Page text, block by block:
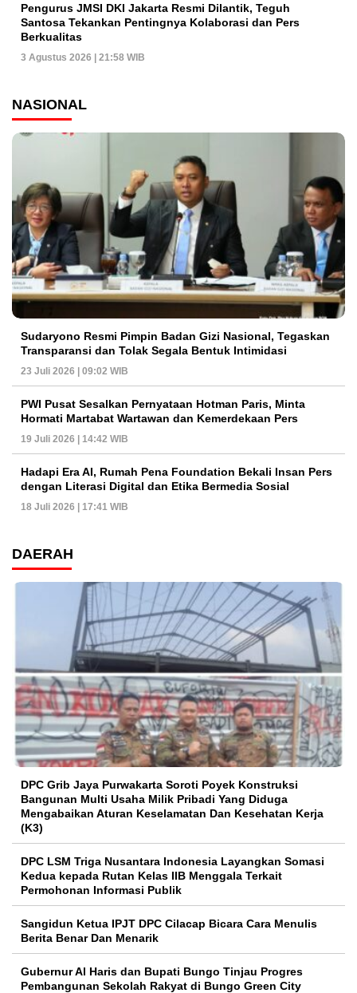
Pengurus JMSI DKI Jakarta Resmi Dilantik, Teguh
Santosa Tekankan Pentingnya Kolaborasi dan Pers
Berkualitas
3 Agustus 2026 | 21:58 WIB
NASIONAL
Sudaryono Resmi Pimpin Badan Gizi Nasional, Tegaskan
Transparansi dan Tolak Segala Bentuk Intimidasi
23 Juli 2026 | 09:02 WIB
PWI Pusat Sesalkan Pernyataan Hotman Paris, Minta
Hormati Martabat Wartawan dan Kemerdekaan Pers
19 Juli 2026 | 14:42 WIB
Hadapi Era AI, Rumah Pena Foundation Bekali Insan Pers
dengan Literasi Digital dan Etika Bermedia Sosial
18 Juli 2026 | 17:41 WIB
DAERAH
DPC Grib Jaya Purwakarta Soroti Poyek Konstruksi
Bangunan Multi Usaha Milik Pribadi Yang Diduga
Mengabaikan Aturan Keselamatan Dan Kesehatan Kerja
(K3)
DPC LSM Triga Nusantara Indonesia Layangkan Somasi
Kedua kepada Rutan Kelas IIB Menggala Terkait
Permohonan Informasi Publik
Sangidun Ketua IPJT DPC Cilacap Bicara Cara Menulis
Berita Benar Dan Menarik
​Gubernur Al Haris dan Bupati Bungo Tinjau Progres
Pembangunan Sekolah Rakyat di Bungo Green City